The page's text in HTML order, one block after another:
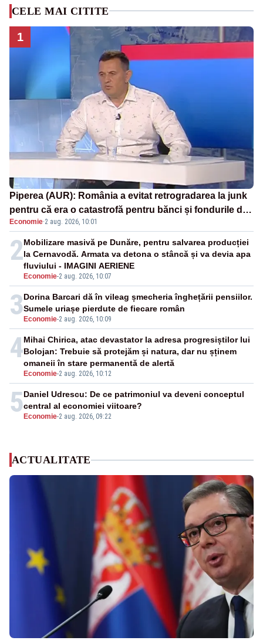
CELE MAI CITITE
1
Piperea (AUR): România a evitat retrogradarea la junk
pentru că era o catastrofă pentru bănci și fondurile de
pensii
Economie·2 aug. 2026, 10:01
2
Economie-2 aug. 2026, 10:07
Mobilizare masivă pe Dunăre, pentru salvarea producției
la Cernavodă. Armata va detona o stâncă și va devia apa
fluviului - IMAGINI AERIENE
3 Economie-2 aug. 2026, 10:09
Dorina Barcari dă în vileag șmecheria înghețării pensiilor.
Sumele uriașe pierdute de fiecare român
4
Economie-2 aug. 2026, 10:12
Mihai Chirica, atac devastator la adresa progresiștilor lui
Bolojan: Trebuie să protejăm și natura, dar nu șținem
omaneii în stare permanentă de alertă
5 Economie-2 aug. 2026, 09:22
Daniel Udrescu: De ce patrimoniul va deveni conceptul
central al economiei viitoare?
ACTUALITATE